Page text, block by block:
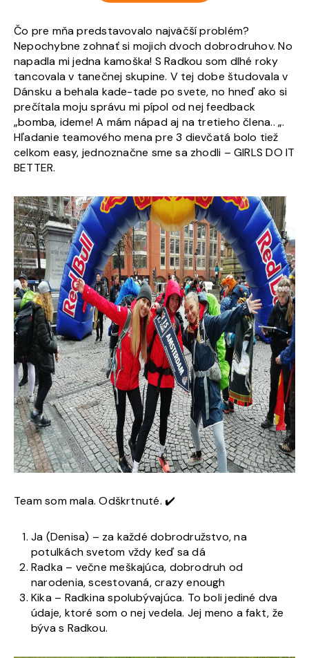
Čo pre mňa predstavovalo najväčší problém?
Nepochybne zohnať si mojich dvoch dobrodruhov. No
napadla mi jedna kamoška! S Radkou som dlhé roky
tancovala v tanečnej skupine. V tej dobe študovala v
Dánsku a behala kade-tade po svete, no hneď ako si
prečítala moju správu mi pípol od nej feedback
„bomba, ideme! A mám nápad aj na tretieho člena.. „.
Hľadanie teamového mena pre 3 dievčatá bolo tiež
celkom easy, jednoznačne sme sa zhodli – GIRLS DO IT
BETTER.
Team som mala. Odškrtnuté. ✔️
Ja (Denisa) – za každé dobrodružstvo, na
potulkách svetom vždy keď sa dá
Radka – večne meškajúca, dobrodruh od
narodenia, scestovaná, crazy enough
Kika – Radkina spolubývajúca. To boli jediné dva
údaje, ktoré som o nej vedela. Jej meno a fakt, že
býva s Radkou.